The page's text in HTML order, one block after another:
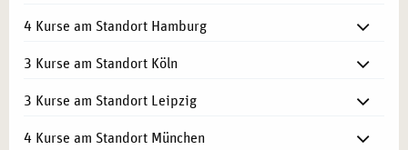
4 Kurse am Standort Hamburg
3 Kurse am Standort Köln
3 Kurse am Standort Leipzig
4 Kurse am Standort München